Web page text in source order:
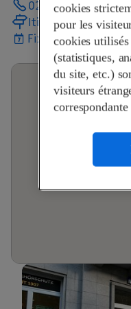
027 924 64 30
Itinéraire
Fixer un rendez-
cookies
pour les
cookies
(statistiques,
du site, etc.)
visiteurs